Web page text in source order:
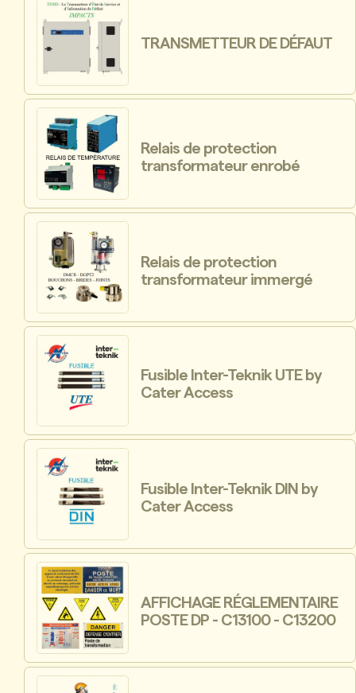
TRANSMETTEUR DE DÉFAUT
Relais de protection
transformateur enrobé
Relais de protection
transformateur immergé
Fusible Inter-Teknik UTE by
Cater Access
Fusible Inter-Teknik DIN by
Cater Access
AFFICHAGE RÉGLEMENTAIRE
POSTE DP - C13100 - C13200